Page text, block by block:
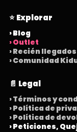
⭐ Explorar
› Blog
› Outlet
› Recién llegados
› Comunidad
📄 Legal
› Términos y
› Política de
› Política de
› Peticiones,